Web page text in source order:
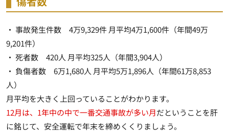
・ 事故発生件数 4万9,329件 月平均4万1,600件（年間49万
9,201件）
・ 死者数 420人 月平均325人（年間3,904人）
・ 負傷者数 6万1,680人 月平均5万1,896人（年間61万8,853
人）
月平均を大きく上回っていることがわかります。
12月は、1年中の中で一番交通事故が多い月だということを肝
に銘じて、安全運転で年末を締めくくりましょう。